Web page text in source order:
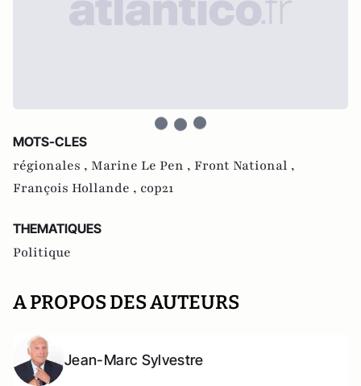
MOTS-CLES
régionales , Marine Le Pen , Front National ,
François Hollande , cop21
THEMATIQUES
Politique
A PROPOS DES AUTEURS
Jean-Marc Sylvestre